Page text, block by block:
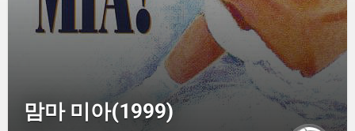
맘마 미아(1999)